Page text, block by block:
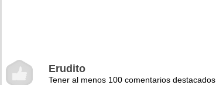
Erudito
Tener al menos 100 comentarios destacados